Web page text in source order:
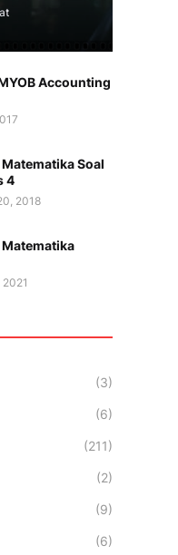
Accounting
Soal
4
2018
(3)
(6)
(211)
(2)
(9)
(6)